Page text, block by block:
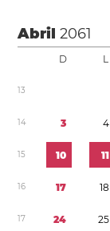
Abril2061
D L
13
14 3 4
15 10 11
16 17 18
17 24 25